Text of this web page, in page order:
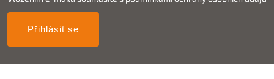
Přihlásit se